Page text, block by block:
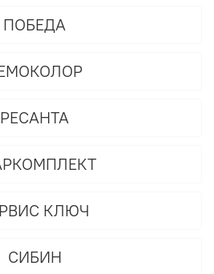
ПОБЕДА
РЕСАНТА
КЛЮЧ
СИБИН